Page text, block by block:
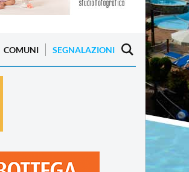
COMUNI SEGNALAZIONI